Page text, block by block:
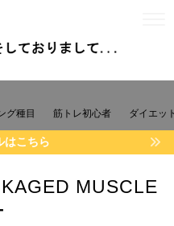
グ種目 筋トレ初心者 ダイエッ
はこちら
MUSCLE